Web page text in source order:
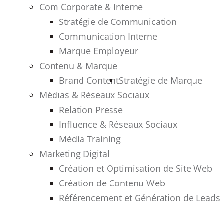
Com Corporate & Interne
Stratégie de Communication
Communication Interne
Marque Employeur
Contenu & Marque
Brand ContentStratégie de Marque
Médias & Réseaux Sociaux
Relation Presse
Influence & Réseaux Sociaux
Média Training
Marketing Digital
Création et Optimisation de Site Web
Création de Contenu Web
Référencement et Génération de Leads